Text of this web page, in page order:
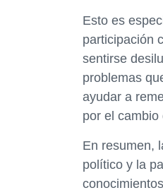
Esto es
participación
sentirse
problemas
ayudar a
por el cambio
En resumen,
político y la